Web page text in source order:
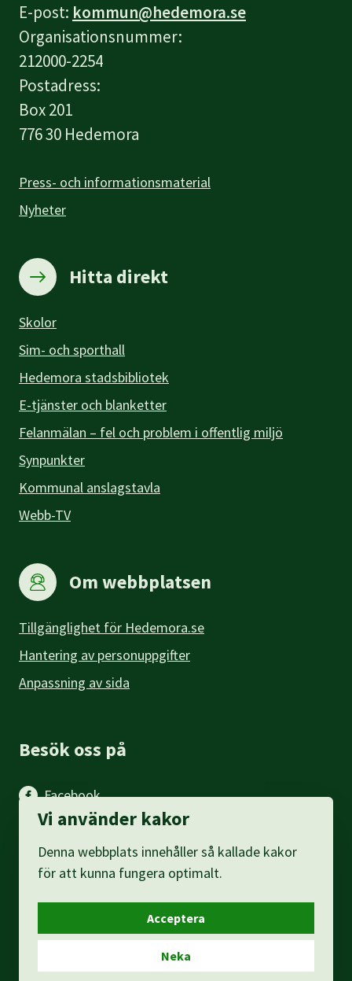
E-post: kommun@hedemora.se
Organisationsnummer:
212000-2254
Postadress:
Box 201
776 30 Hedemora
Press- och informationsmaterial
Nyheter
Hitta direkt
Skolor
Sim- och sporthall
Hedemora stadsbibliotek
E-tjänster och blanketter
Felanmälan – fel och problem i offentlig miljö
Synpunkter
Kommunal anslagstavla
Webb-TV
Om webbplatsen
Tillgänglighet för Hedemora.se
Hantering av personuppgifter
Anpassning av sida
Besök oss på
Facebook
Instagram
LinkedIn
Vi använder kakor
Denna webbplats innehåller så kallade kakor
för att kunna fungera optimalt.
Acceptera
Neka